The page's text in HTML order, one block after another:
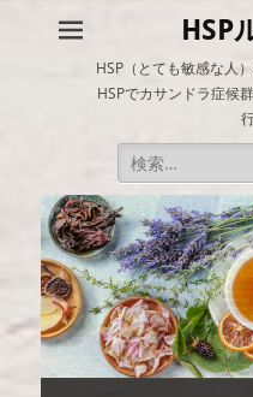
HSP
HSP（とても敏感な人
HSPでカサンドラ症候